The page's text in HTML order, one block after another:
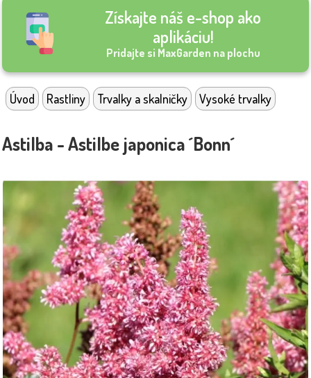
Získajte náš e-shop ako
aplikáciu!
Pridajte si MaxGarden na plochu
Úvod Rastliny Trvalky a skalničky Vysoké trvalky
Astilba - Astilbe japonica ´Bonn´